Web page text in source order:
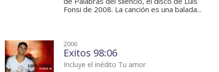
Fonsi de 2008. La canción es una balada...
2006
Exitos 98:06
Incluye el inédito Tu amor